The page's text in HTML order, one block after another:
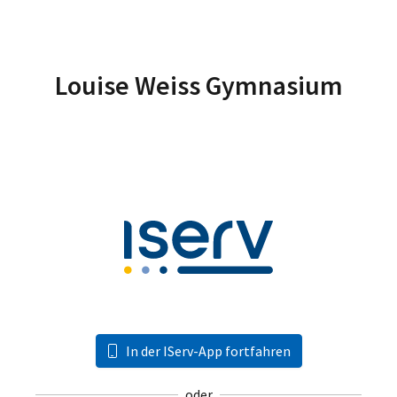
Louise Weiss Gymnasium
In der IServ-App fortfahren